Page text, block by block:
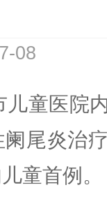
08
儿童医院
尾炎治
童首例。